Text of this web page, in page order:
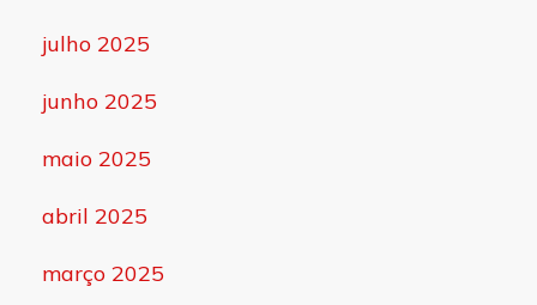
julho 2025
junho 2025
maio 2025
abril 2025
março 2025